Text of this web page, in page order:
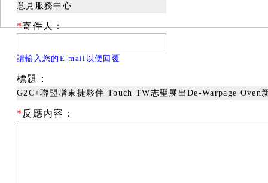
意見服務中心
*寄件人：
請輸入您的E-mail以便回覆
標題：
G2C+聯盟增東捷夥伴 Touch TW志聖展出De-Warpage Oven
* 反應內容：